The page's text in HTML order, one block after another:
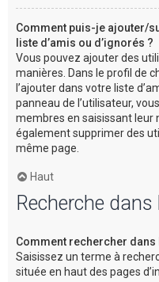
Comment puis-je ajouter/
liste d’amis ou d’ignorés ?
Vous pouvez ajouter des
manières. Dans le profil de
l’ajouter dans votre liste
panneau de l’utilisateur,
membres en saisissant leur
également supprimer des
même page.
Haut
Recherche
Comment rechercher
Saisissez un terme à
située en haut des pages